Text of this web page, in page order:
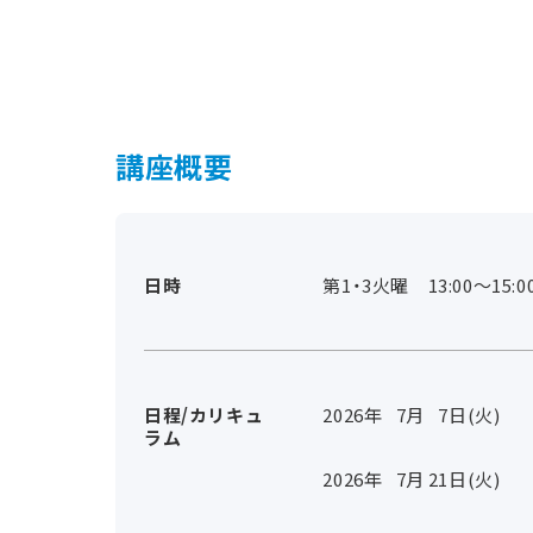
講座概要
日時 第1・3火曜 13:00～
日程/カリキュ
ラム
2026年 7月 7日(火)
2026年 7月 21 日(火)